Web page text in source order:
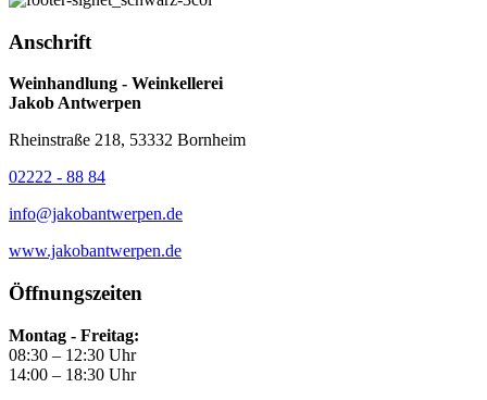
Anschrift
Weinhandlung - Weinkellerei
Jakob Antwerpen
Rheinstraße 218, 53332 Bornheim
02222 - 88 84
info@jakobantwerpen.de
www.jakobantwerpen.de
Öffnungszeiten
Montag - Freitag:
08:30 – 12:30 Uhr
14:00 – 18:30 Uhr